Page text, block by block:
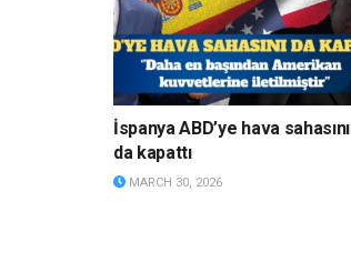
İspanya ABD’ye hava sahasını
da kapattı
MARCH 30, 2026